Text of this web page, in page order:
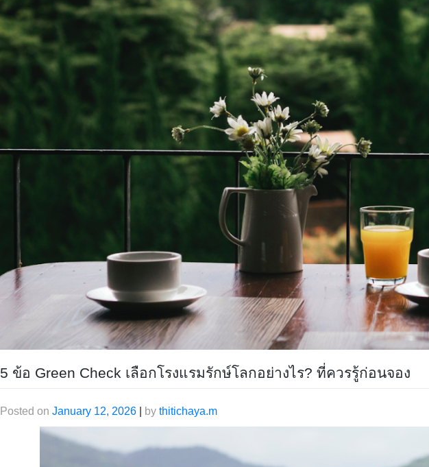
5 ข้อ Green Check เลือกโรงแรมรักษ์โลกอย่างไร? ที่ควรรู้ก่อนจอง
Posted on January 12, 2026 by thitichaya.m